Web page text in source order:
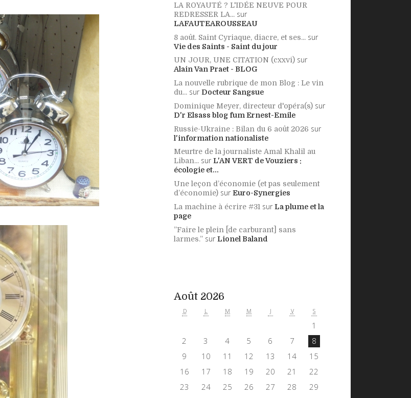
LA ROYAUTÉ ? L'IDÉE NEUVE POUR
REDRESSER LA... sur
LAFAUTEAROUSSEAU
8 août. Saint Cyriaque, diacre, et ses... sur
Vie des Saints - Saint du jour
UN JOUR, UNE CITATION (cxxvi) sur
Alain Van Praet - BLOG
La nouvelle rubrique de mon Blog : Le vin
du... sur Docteur Sangsue
Dominique Meyer, directeur d'opéra(s) sur
D'r Elsass blog fum Ernest-Emile
Russie-Ukraine : Bilan du 6 août 2026 sur
l'information nationaliste
Meurtre de la journaliste Amal Khalil au
Liban... sur L'AN VERT de Vouziers :
écologie et...
Une leçon d’économie (et pas seulement
d’économie) sur Euro-Synergies
La machine à écrire #31 sur La plume et la
page
”Faire le plein [de carburant] sans
larmes.” sur Lionel Baland
Août 2026
D L M M J V S
1
2
3 4 5 6 7
8
9
10 11 12 13 14
15
16
17 18 19 20 21
22
23
24 25 26 27 28
29